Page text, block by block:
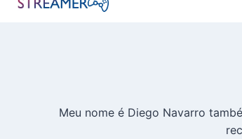
Meu nome é Diego Navarro